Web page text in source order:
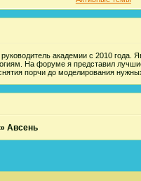
академии с 2010 года.
На форуме я представил
порчи до моделирования
» Авсень